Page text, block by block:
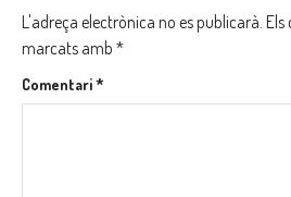
L'adreça electrònica no es publicarà. Els
marcats amb *
Comentari*